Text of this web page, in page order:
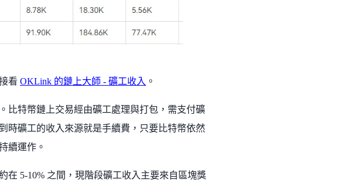
看 OKLink 的鏈上大師 - 礦工收入 。
比特幣鏈上交易經由礦工處理與打包，需支付礦
時礦工的收入來源就是手續費，只要比特幣依然
續運作。
在 5-10% 之間，現階段礦工收入主要來自區塊獎